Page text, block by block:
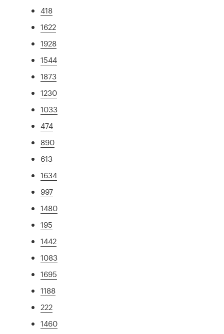
418
1622
1928
1544
1873
1230
1033
474
890
613
1634
997
1480
195
1442
1083
1695
1188
222
1460